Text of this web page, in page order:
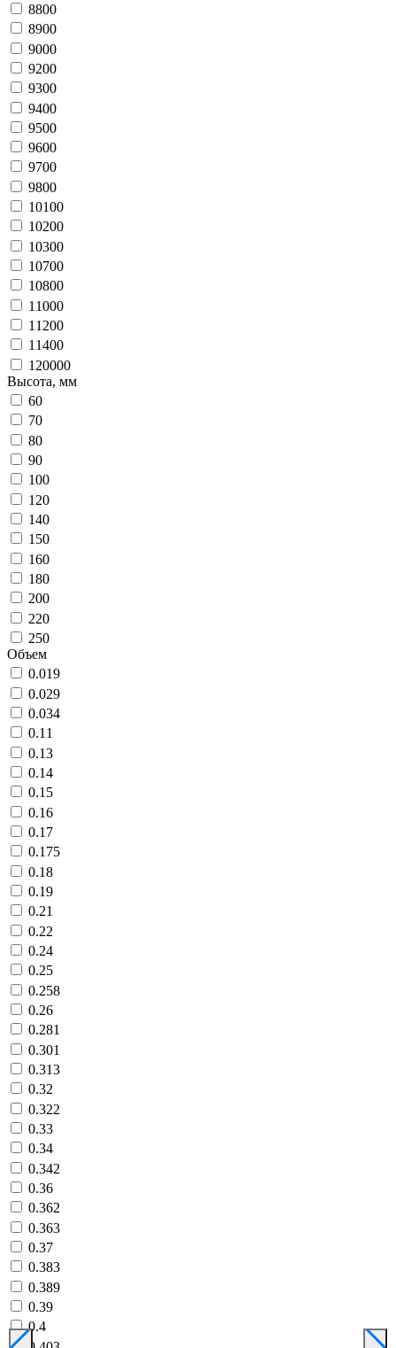
8800
8900
9000
9200
9300
9400
9500
9600
9700
9800
10100
10200
10300
10700
10800
11000
11200
11400
120000
Высота, мм
60
70
80
90
100
120
140
150
160
180
200
220
250
Объем
0.019
0.029
0.034
0.11
0.13
0.14
0.15
0.16
0.17
0.175
0.18
0.19
0.21
0.22
0.24
0.25
0.258
0.26
0.281
0.301
0.313
0.32
0.322
0.33
0.34
0.342
0.36
0.362
0.363
0.37
0.383
0.389
0.39
0.4